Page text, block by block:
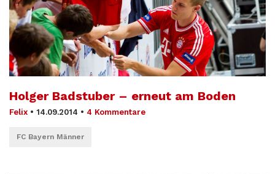
Holger Badstuber – erneut am Boden
Felix • 14.09.2014 • 4 Kommentare
FC Bayern Männer